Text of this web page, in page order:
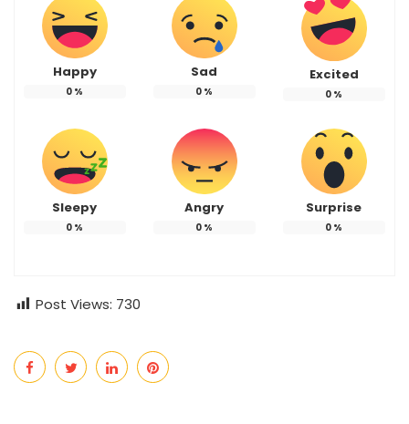
Happy
0 %
Sad
0 %
Excited
0 %
Sleepy
0 %
Angry
0 %
Surprise
0 %
Post Views: 730